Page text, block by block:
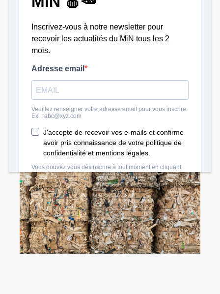
Pour toute demande par rapport à notre
politique de tri et de valorisation, vous pouvez
Télécharger le règlement intérieur du MiN
Nantes Métropole